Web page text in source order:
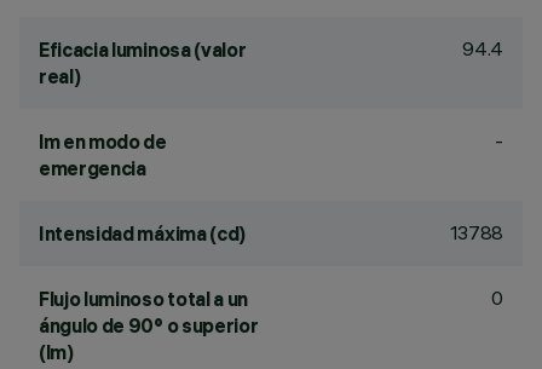
Eficacia luminosa (valor
real)
94.4
lm en modo de
emergencia
-
Intensidad máxima (cd) 13788
Flujo luminoso total a un
ángulo de 90° o superior
(lm)
0